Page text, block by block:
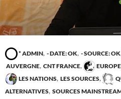
* ADMIN, - DATE: OK, - SOURCE: OK
AUVERGNE, CNT FRANCE, EUROPE
LES NATIONS, LES SOURCES,
ALTERNATIVES, SOURCES